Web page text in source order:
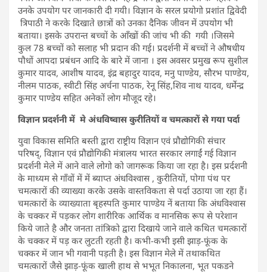
उनके उपयोग पर जानकारी दी गयी। विज्ञान के सरल प्रयोगो प्रशांत द्विवेदी
त्रिपाठी ने करके दिखाते छात्रों को उनका दैनिक जीवन में उपयोग भी
बताया। इसके उपरान्त बच्चों के आँखों की जांच भी की गयी ।जिसमे
कुल 78 बच्चों को सलाह भी प्रदान की गई। प्रदर्शनी में बच्चों ने औषधीय
पौधों आपदा प्रबंधन आदि के बारे में जाना । इस अवसर प्रमुख रूप सुशील
कुमार यादव, आशीष यादव, इंद्र बहादुर यादव, मनु पाण्डेय, सौरभ पाण्डेय,
नीलम पाठक, स्वीटी सिंह अर्चना पाठक, रेनू सिंह,शिव नाथ यादव, धर्मेन्द्र
कुमार पाण्डेय सहित अनेकों लोग मौजूद रहे।
विज्ञान प्रदर्शनी में मे अंधविष्वास कुरीतियों व चमत्कारों से गया पर्दा
युवा विकास समिति बस्ती द्वारा राष्ट्रीय विज्ञान एवं प्रौद्योगिकी संचार
परिषद्, विज्ञान एवं प्रौद्योगिकी मंत्रालय भारत सरकार लगाईं गई विज्ञान
प्रदर्शनी मेले में आने वाले लोगो को जागरूक किया जा रहा है। इस प्रर्दशनी
के माध्यम से गाँवों में में ब्याप्त अंधविश्वास , कुरीतियों, पोगा पंथ पर
चमत्कारों की व्याख्या करके उसके वास्तविकता से पर्दा उठाया जा रहा हैं।
चमत्कारों के व्याख्याता बृहस्पति कुमार पाण्डेय नें बताया कि अंधविश्वास
के चक्कर में पड़कर लोग शारीरिक आर्थिक व मानसिक रूप से परेशान
किये जाते है और जनता तांत्रिको द्वारा दिखाये जाने वाले कथित चमत्कारों
के चक्कर में पड़ कर लुटती रहती है। कभी-कभी इसी झाड़-फूंक के
चक्कर में जान भी गवानी पड़ती है। इस विज्ञान मेले में तथाकथित
चमत्कारों जैसे झाड़-फूंक खाली हाथ से भभूत निकालना, भूत पकडने